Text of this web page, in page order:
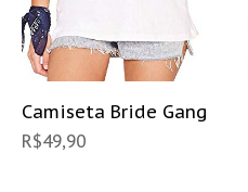
Camiseta Bride Gang
R$49,90